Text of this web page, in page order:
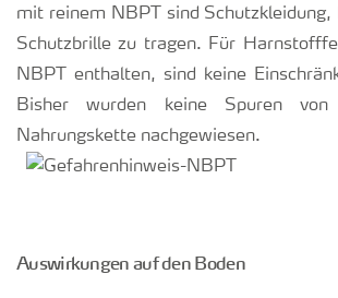
mit reinem NBPT sind Schutzkleidung,
Schutzbrille zu tragen. Für
NBPT enthalten, sind keine
Bisher wurden keine Spuren
Nahrungskette nachgewiesen.
Auswirkungen auf den Boden